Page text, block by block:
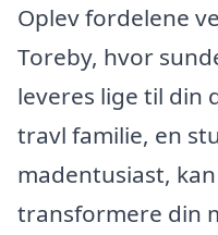
Oplev fordelene
Toreby, hvor
leveres lige til din
travl familie, en
madentusiast,
transformere din